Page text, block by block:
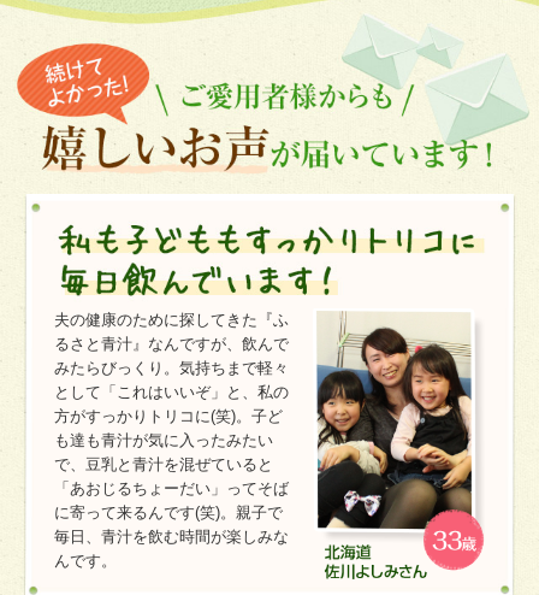
夫の健康のために探してきた『ふ
るさと青汁』なんですが、飲んで
みたらびっくり。気持ちまで軽々
として「これはいいぞ」と、私の
方がすっかりトリコに(笑)。子ど
も達も青汁が気に入ったみたい
で、豆乳と青汁を混ぜていると
「あおじるちょーだい」ってそば
に寄って来るんです(笑)。親子で
毎日、青汁を飲む時間が楽しみな
んです。